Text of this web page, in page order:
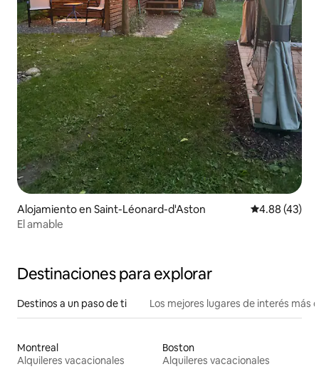
Alojamiento en Saint-Léonard-d'Aston Calificación
4.88 (43)
El amable
Destinaciones para explorar
Destinos a un paso de ti Los mejores lugares de interés más
Montreal
Alquileres vacacionales
Boston
Alquileres vacacionales